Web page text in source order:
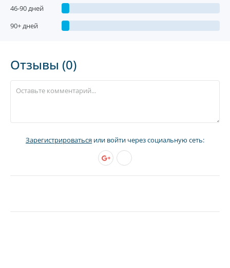
46-90 дней
90+ дней
Отзывы (0)
Зарегистрироваться или войти через социальную сеть: